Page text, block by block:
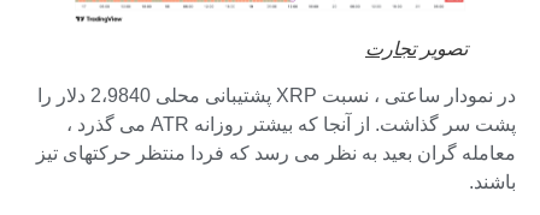
تصویرتجارت
در نمودار ساعتی ، نسبت XRP پشتیبانی محلی 2،9840 دلار را
پشت سر گذاشت. از آنجا که بیشتر روزانه ATR می گذرد ،
معامله گران بعید به نظر می رسد که فردا منتظر حرکتهای تیز
باشند.